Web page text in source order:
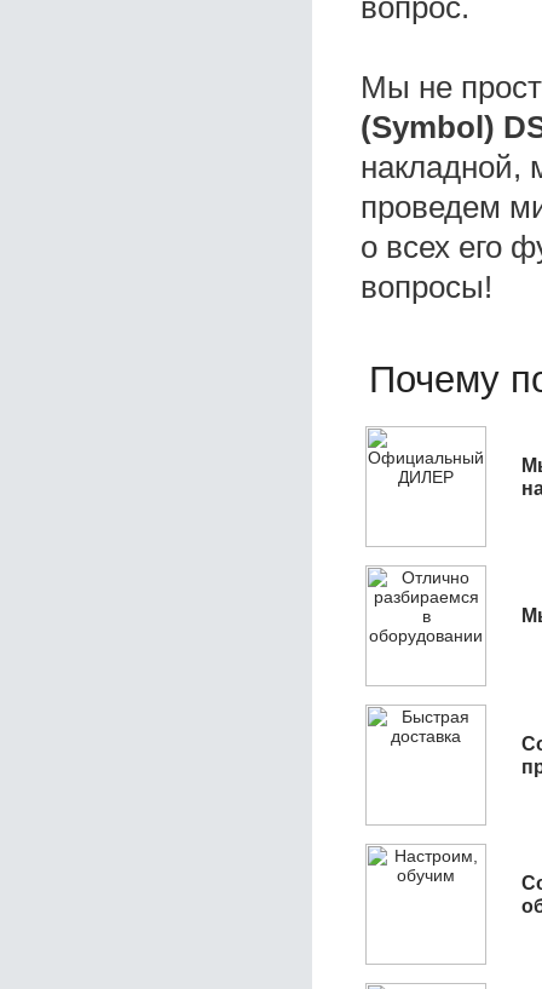
вопрос.
Мы не
(Symbol)
накладной,
проведем
о всех его
вопросы!
Почему